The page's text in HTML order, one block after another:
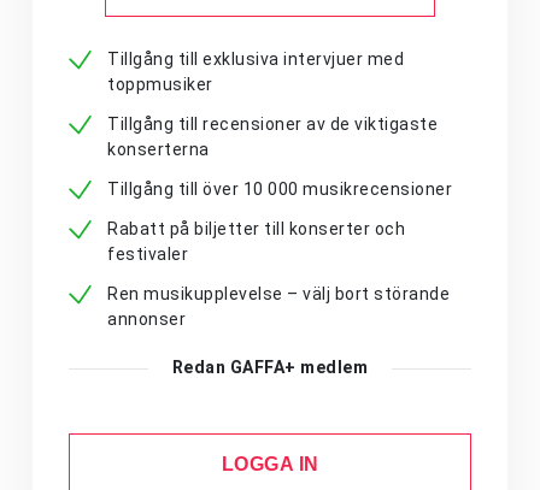
Tillgång till exklusiva intervjuer med
toppmusiker
Tillgång till recensioner av de viktigaste
konserterna
Tillgång till över 10 000 musikrecensioner
Rabatt på biljetter till konserter och
festivaler
Ren musikupplevelse – välj bort störande
annonser
Redan GAFFA+ medlem
LOGGA IN